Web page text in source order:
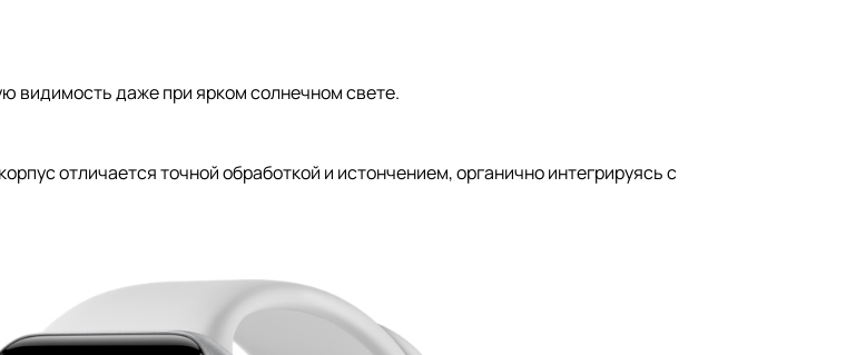
видимость даже при ярком солнечном свете.
отличается точной обработкой и истончением, органично интегрируясь с